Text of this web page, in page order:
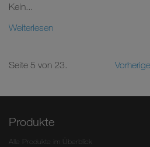
Kein...
Weiterlesen
Seite 5 von 23. Vorherige
Produkte
Alle Produkte im Überblick